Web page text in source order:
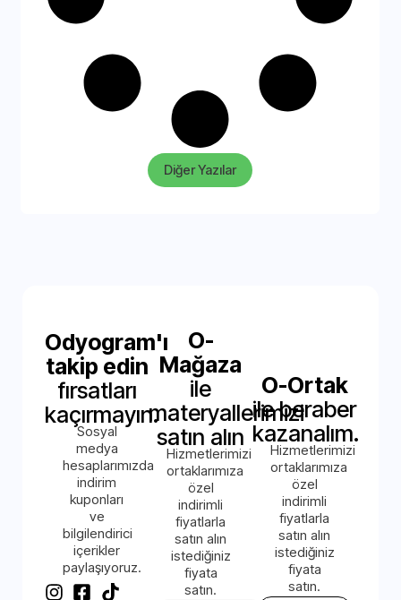
Diğer Yazılar
Odyogram'ı
takip edin
fırsatları
kaçırmayın.
Sosyal
medya
hesaplarımızda
indirim
kuponları
ve
bilgilendirici
içerikler
paylaşıyoruz.
O-
Mağaza
ile
materyallerimizi
satın alın
Hizmetlerimizi
ortaklarımıza
özel
indirimli
fiyatlarla
satın alın
istediğiniz
fiyata
satın.
O-Ortak
ile beraber
kazanalım.
Hizmetlerimizi
ortaklarımıza
özel
indirimli
fiyatlarla
satın alın
istediğiniz
fiyata
satın.